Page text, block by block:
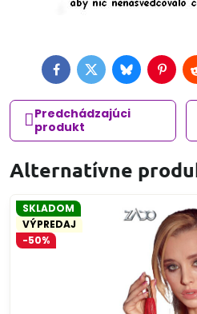
FacebookTwitterBluesky
Predchádzajúci
produkt
Alternatívne
SKLADOM
VÝPREDAJ
-50%